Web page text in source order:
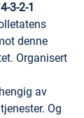
4-3-2-1
denne
Organisert
av
Og